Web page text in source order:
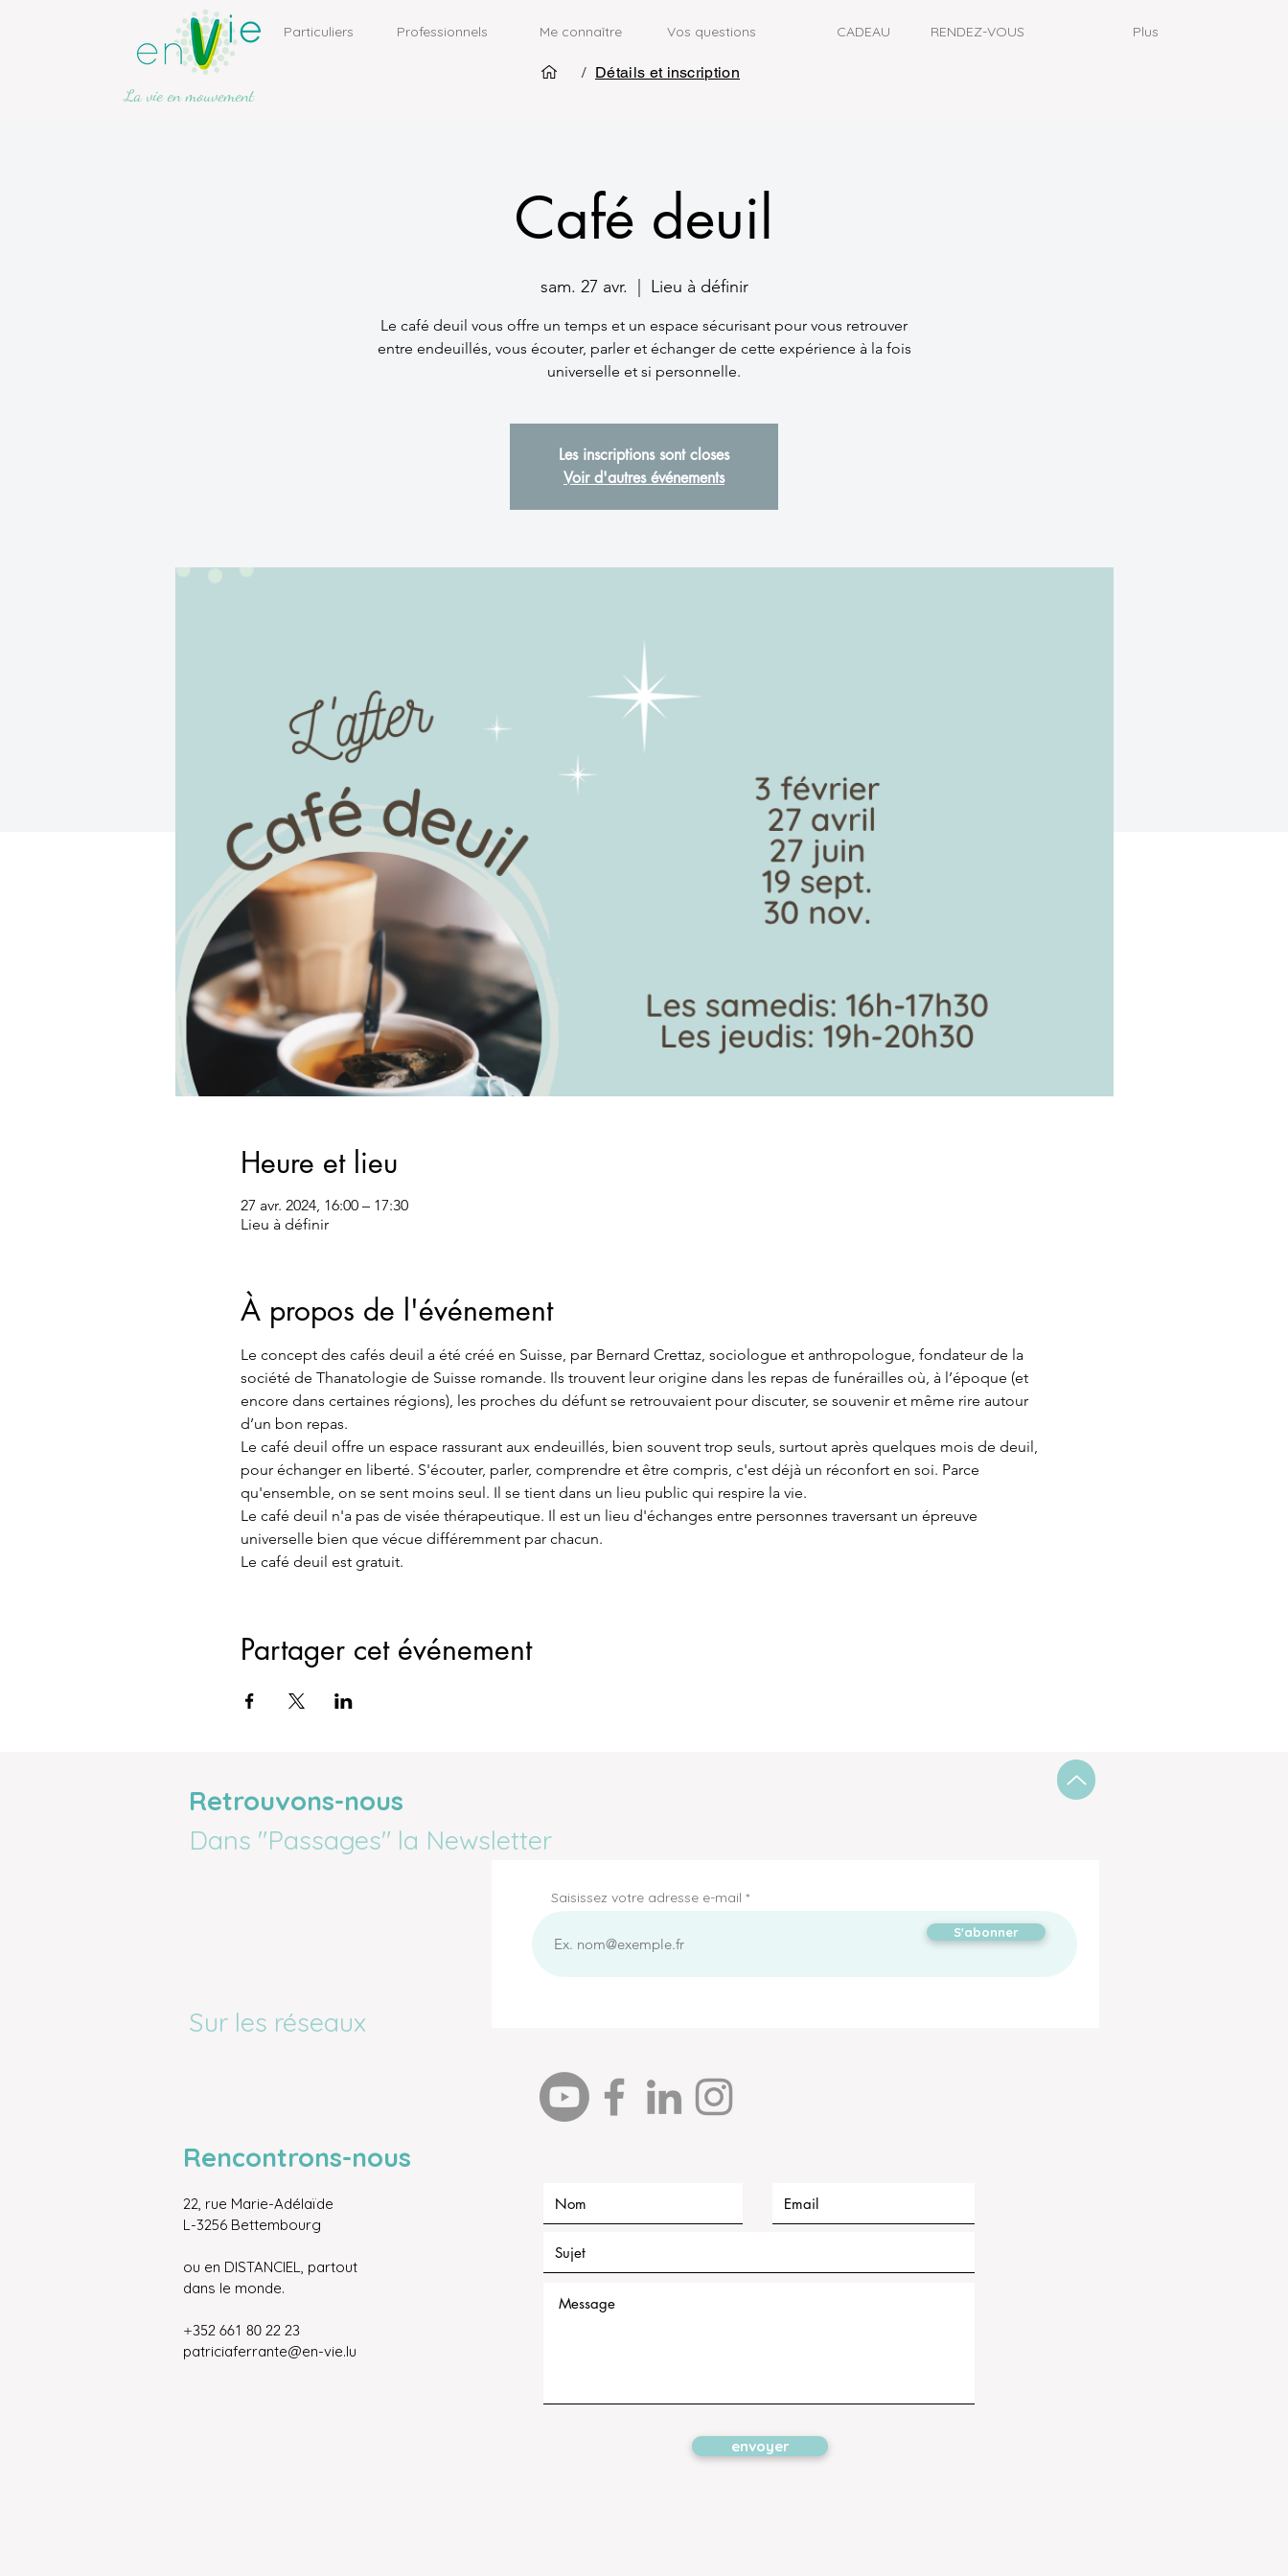
Particuliers Professionnels Me connaître Vos questions CADEAU RENDEZ-VOUS Plus
/ Détails et inscription
La vie en mouvement
Café deuil
sam. 27 avr. Lieu à définir
Le café deuil vous offre un temps et un espace sécurisant pour vous retrouver
entre endeuillés, vous écouter, parler et échanger de cette expérience à la fois
universelle et si personnelle.
Les inscriptions sont closes
Voir d'autres événements
Heure et lieu
27 avr. 2024, 16:00 – 17:30
Lieu à définir
À propos de l'événement
Le concept des cafés deuil a été créé en Suisse, par Bernard Crettaz, sociologue et anthropologue, fondateur de la
société de Thanatologie de Suisse romande. Ils trouvent leur origine dans les repas de funérailles où, à l’époque (et
encore dans certaines régions), les proches du défunt se retrouvaient pour discuter, se souvenir et même rire autour
d’un bon repas.
Le café deuil offre un espace rassurant aux endeuillés, bien souvent trop seuls, surtout après quelques mois de deuil,
pour échanger en liberté. S'écouter, parler, comprendre et être compris, c'est déjà un réconfort en soi. Parce
qu'ensemble, on se sent moins seul. Il se tient dans un lieu public qui respire la vie.
Le café deuil n'a pas de visée thérapeutique. Il est un lieu d'échanges entre personnes traversant un épreuve
universelle bien que vécue différemment par chacun.
Le café deuil est gratuit.
Partager cet événement
Retrouvons-nous
Dans "Passages" la Newsletter
Sur les réseaux
Saisissez votre adresse e-mail
S'abonner
Rencontrons-nous
22, rue Marie-Adélaïde
L-3256 Bettembourg
ou en DISTANCIEL, partout
dans le monde.
+352 661 80 22 23
patriciaferrante@en-vie.lu
envoyer